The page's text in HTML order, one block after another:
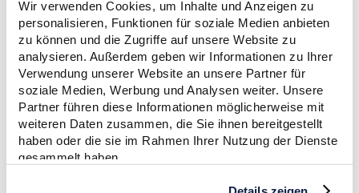
Wir verwenden Cookies, um Inhalte und Anzeigen zu
personalisieren, Funktionen für soziale Medien anbieten
zu können und die Zugriffe auf unsere Website zu
analysieren. Außerdem geben wir Informationen zu Ihrer
Verwendung unserer Website an unsere Partner für
soziale Medien, Werbung und Analysen weiter. Unsere
Partner führen diese Informationen möglicherweise mit
weiteren Daten zusammen, die Sie ihnen bereitgestellt
haben oder die sie im Rahmen Ihrer Nutzung der Dienste
gesammelt haben.
Papier/Material
170 g/m² Bilderdruckpapier matt FSC
Weiterverarbeitung
silberne Wire-O-Bindung
Verpackung
zu 50 Stück in einem Paket verpackt